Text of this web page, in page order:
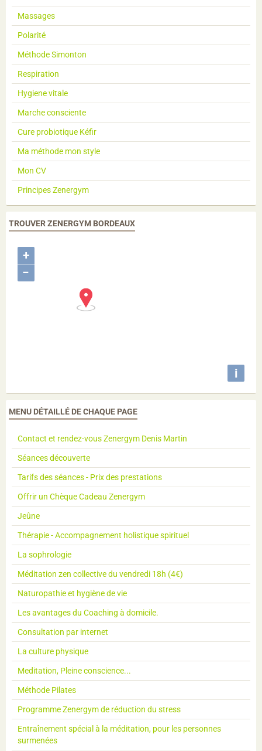
Massages
Polarité
Méthode Simonton
Respiration
Hygiene vitale
Marche consciente
Cure probiotique Kéfir
Ma méthode mon style
Mon CV
Principes Zenergym
TROUVER ZENERGYM BORDEAUX
+
−
i
MENU DÉTAILLÉ DE CHAQUE PAGE
Contact et rendez-vous Zenergym Denis Martin
Séances découverte
Tarifs des séances - Prix des prestations
Offrir un Chèque Cadeau Zenergym
Jeûne
Thérapie - Accompagnement holistique spirituel
La sophrologie
Méditation zen collective du vendredi 18h (4€)
Naturopathie et hygiène de vie
Les avantages du Coaching à domicile.
Consultation par internet
La culture physique
Meditation, Pleine conscience...
Méthode Pilates
Programme Zenergym de réduction du stress
Entraînement spécial à la méditation, pour les personnes
surmenées